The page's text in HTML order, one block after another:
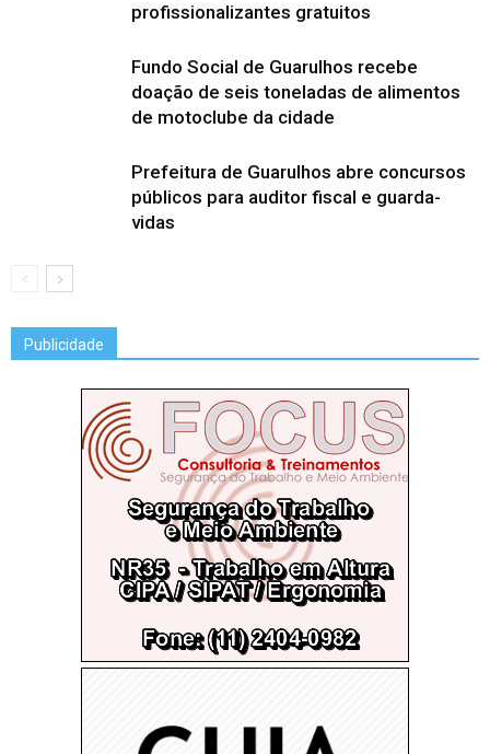
profissionalizantes gratuitos
Fundo Social de Guarulhos recebe
doação de seis toneladas de alimentos
de motoclube da cidade
Prefeitura de Guarulhos abre concursos
públicos para auditor fiscal e guarda-
vidas
Publicidade